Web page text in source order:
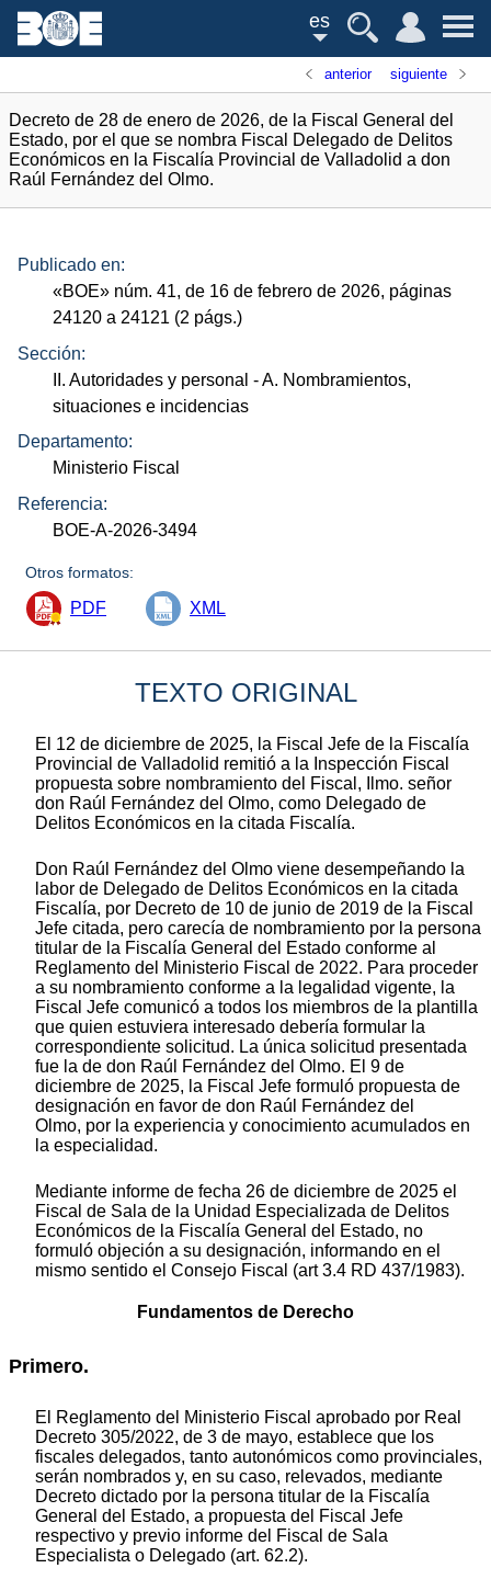
es
anterior siguiente
Decreto de 28 de enero de 2026, de la Fiscal General del
Estado, por el que se nombra Fiscal Delegado de Delitos
Económicos en la Fiscalía Provincial de Valladolid a don
Raúl Fernández del Olmo.
Publicado en:
«BOE» núm. 41, de 16 de febrero de 2026, páginas
24120 a 24121 (2 págs.)
Sección:
II. Autoridades y personal - A. Nombramientos,
situaciones e incidencias
Departamento:
Ministerio Fiscal
Referencia:
BOE-A-2026-3494
Otros formatos:
PDF XML
TEXTO ORIGINAL
El 12 de diciembre de 2025, la Fiscal Jefe de la Fiscalía
Provincial de Valladolid remitió a la Inspección Fiscal
propuesta sobre nombramiento del Fiscal, Ilmo. señor
don Raúl Fernández del Olmo, como Delegado de
Delitos Económicos en la citada Fiscalía.
Don Raúl Fernández del Olmo viene desempeñando la
labor de Delegado de Delitos Económicos en la citada
Fiscalía, por Decreto de 10 de junio de 2019 de la Fiscal
Jefe citada, pero carecía de nombramiento por la persona
titular de la Fiscalía General del Estado conforme al
Reglamento del Ministerio Fiscal de 2022. Para proceder
a su nombramiento conforme a la legalidad vigente, la
Fiscal Jefe comunicó a todos los miembros de la plantilla
que quien estuviera interesado debería formular la
correspondiente solicitud. La única solicitud presentada
fue la de don Raúl Fernández del Olmo. El 9 de
diciembre de 2025, la Fiscal Jefe formuló propuesta de
designación en favor de don Raúl Fernández del
Olmo, por la experiencia y conocimiento acumulados en
la especialidad.
Mediante informe de fecha 26 de diciembre de 2025 el
Fiscal de Sala de la Unidad Especializada de Delitos
Económicos de la Fiscalía General del Estado, no
formuló objeción a su designación, informando en el
mismo sentido el Consejo Fiscal (art 3.4 RD 437/1983).
Fundamentos de Derecho
Primero.
El Reglamento del Ministerio Fiscal aprobado por Real
Decreto 305/2022, de 3 de mayo, establece que los
fiscales delegados, tanto autonómicos como provinciales,
serán nombrados y, en su caso, relevados, mediante
Decreto dictado por la persona titular de la Fiscalía
General del Estado, a propuesta del Fiscal Jefe
respectivo y previo informe del Fiscal de Sala
Especialista o Delegado (art. 62.2).